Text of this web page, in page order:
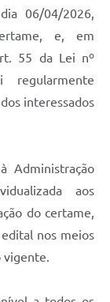
06/04/2026,
e, em
55 da Lei nº
regularmente
interessados
Administração
aos
do certame,
nos meios
vigente.